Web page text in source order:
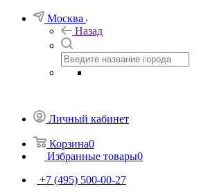
Москва
Назад
Личный кабинет
Корзина0
Избранные товары0
+7 (495) 500-00-27